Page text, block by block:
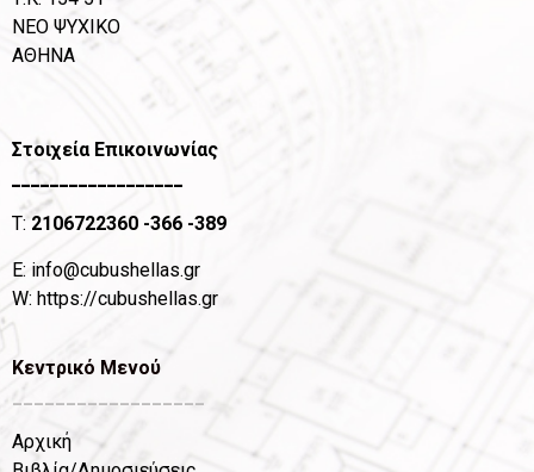
ΝΕΟ ΨΥΧΙΚΟ
ΑΘΗΝΑ
Στοιχεία Επικοινωνίας
__________________
T:2106722360 -366 -389
Ε: info@cubushellas.gr
W: https://cubushellas.gr
Κεντρικό Μενού
Αρχική